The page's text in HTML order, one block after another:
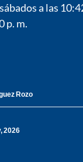
a las
p. m.
Rozo
2026